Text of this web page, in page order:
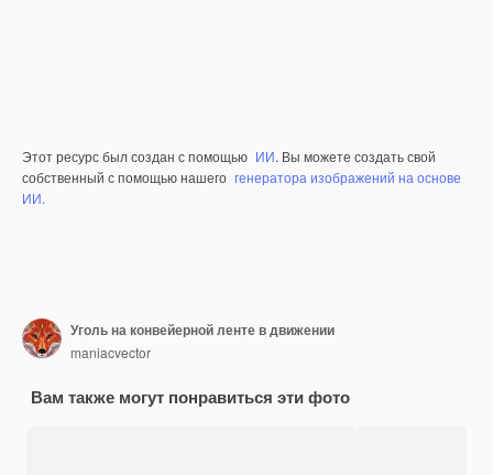
Этот ресурс был создан с помощью ИИ. Вы можете создать свой
собственный с помощью нашего генератора изображений на основе
ИИ.
Уголь на конвейерной ленте в движении
maniacvector
Вам также могут понравиться эти фото